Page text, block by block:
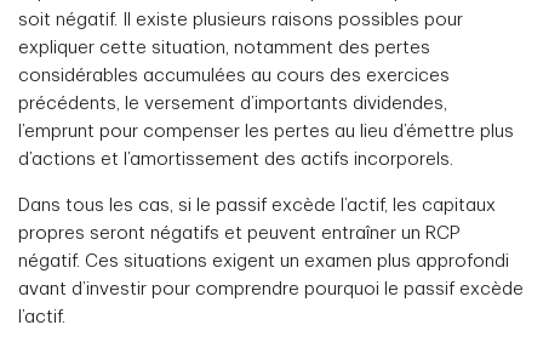
soit négatif. Il existe plusieurs raisons possibles pour
expliquer cette situation, notamment des pertes
considérables accumulées au cours des exercices
précédents, le versement d’importants dividendes,
l’emprunt pour compenser les pertes au lieu d’émettre plus
d’actions et l’amortissement des actifs incorporels.
Dans tous les cas, si le passif excède l’actif, les capitaux
propres seront négatifs et peuvent entraîner un RCP
négatif. Ces situations exigent un examen plus approfondi
avant d’investir pour comprendre pourquoi le passif excède
l’actif.